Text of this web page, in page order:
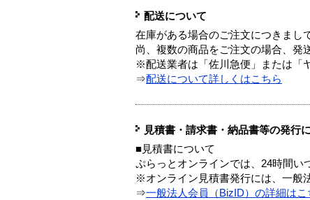
配送について
在庫がある場合のご注文につきまし
尚、複数の商品をご注文の場合、発
※配送業者は「佐川急便」または「
⇒配送について詳しくはこちら
見積書・請求書・納品書等の発行
■見積書について
ぷらっとオンラインでは、24時間い
※オンライン見積書発行には、一般
⇒一般法人会員（BizID）の詳細はこ